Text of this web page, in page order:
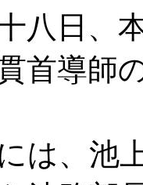
八日、
首導師
は、池